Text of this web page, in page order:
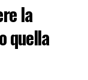
la
quella